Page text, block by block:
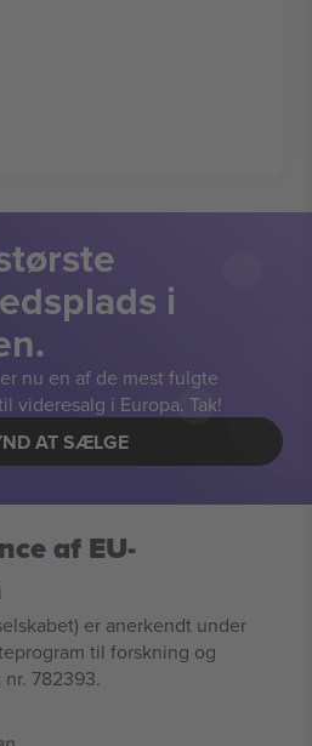
i
nu en af de mest fulgte
videresalg i Europa. Tak!
AT SÆLGE
af EU-
er anerkendt under
til forskning og
782393.